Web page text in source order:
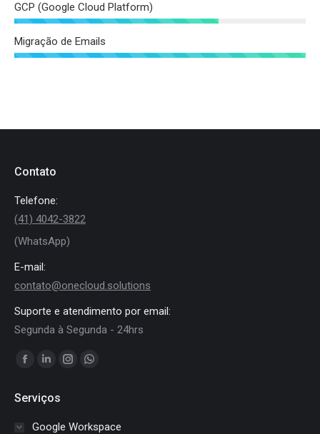
GCP (Google Cloud Platform)
Migração de Emails
Contato
Telefone:
(41) 4042-3822
(WhatsApp)
E-mail:
contato@onecloud.solutions
Suporte e atendimento por email:
Segunda à Segunda - 24hrs
Encontre-nos em:
Facebook
opens
Linkedin
opens
in
Instagram
in
Whatsapp
in
Serviços
Google Workspace